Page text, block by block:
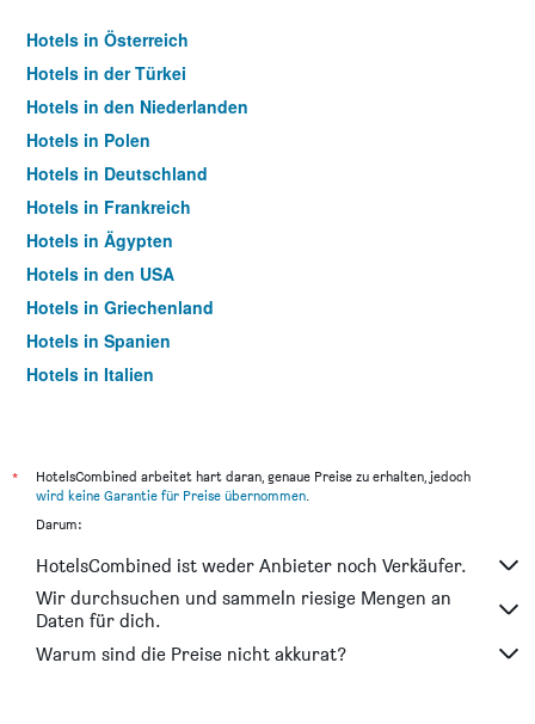
Hotels in Österreich
Hotels in der Türkei
Hotels in den Niederlanden
Hotels in Polen
Hotels in Deutschland
Hotels in Frankreich
Hotels in Ägypten
Hotels in den USA
Hotels in Griechenland
Hotels in Spanien
Hotels in Italien
*
HotelsCombined arbeitet hart daran, genaue Preise zu erhalten, jedoch
wird keine Garantie für Preise übernommen.
Darum:
HotelsCombined ist weder Anbieter noch Verkäufer.
Wir durchsuchen und sammeln riesige Mengen an
Daten für dich.
Warum sind die Preise nicht akkurat?